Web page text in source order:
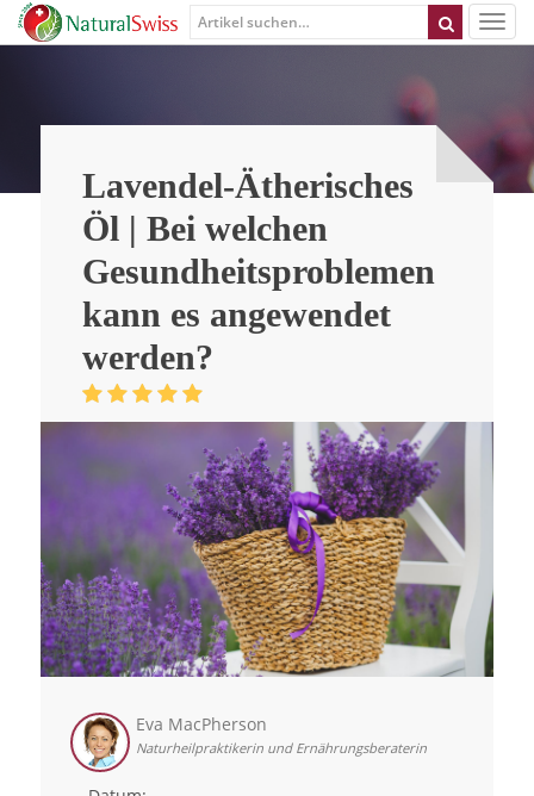
Lavendel-Ätherisches
Öl | Bei welchen
Gesundheitsproblemen
kann es angewendet
werden?
Eva MacPherson
Naturheilpraktikerin und Ernährungsberaterin